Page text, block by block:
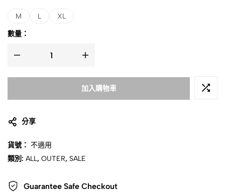
M L XL
數量：
加入購物車
分享
貨號： 不適用
類別: ALL, OUTER, SALE
Guarantee Safe Checkout